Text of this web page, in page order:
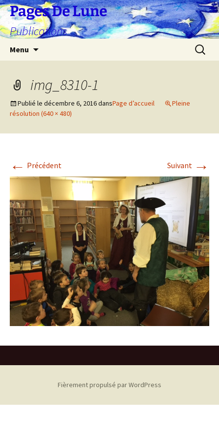
Aller
au
contenu
Pages De Lune
Publications
Menu
img_8310-1
Publié le décembre 6, 2016dansPage d’accueil
Pleine
résolution (640 × 480)
← Précédent Suivant →
Fièrement propulsé par WordPress